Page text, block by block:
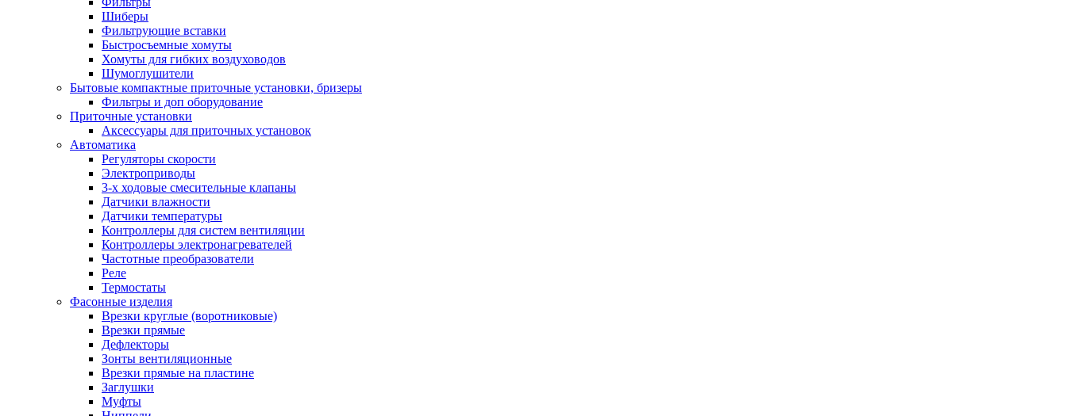
Шиберы
Фильтрующие вставки
Быстросъемные хомуты
Хомуты для гибких воздуховодов
Шумоглушители
Бытовые компактные приточные установки, бризеры
Фильтры и доп оборудование
Приточные установки
Аксессуары для приточных установок
Автоматика
Регуляторы скорости
Электроприводы
3-х ходовые смесительные клапаны
Датчики влажности
Датчики температуры
Контроллеры для систем вентиляции
Контроллеры электронагревателей
Частотные преобразователи
Реле
Термостаты
Фасонные изделия
Врезки круглые (воротниковые)
Врезки прямые
Дефлекторы
Зонты вентиляционные
Врезки прямые на пластине
Заглушки
Муфты